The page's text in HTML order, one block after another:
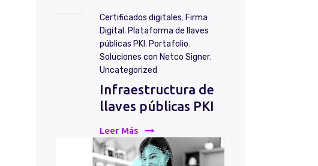
Certificados digitales, Firma
Digital , Plataforma de llaves
públicas PKI , Portafolio,
Soluciones con Netco Signer,
Uncategorized
Infraestructura de
llaves públicas PKI
Leer Más